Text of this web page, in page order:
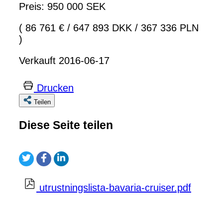
Preis: 950 000 SEK
( 86 761 € / 647 893 DKK / 367 336 PLN
)
Verkauft 2016-06-17
Drucken
Teilen
Diese Seite teilen
utrustningslista-bavaria-cruiser.pdf